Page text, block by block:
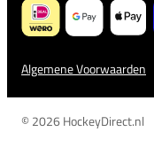
Algemene Voorwaarden
© 2026 HockeyDirect.nl